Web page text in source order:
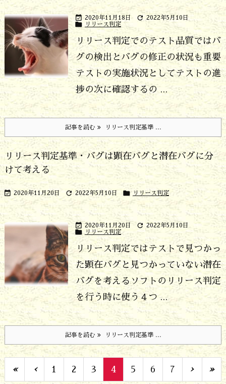
 2020年11月18日  2022年5月10日
 リリース判定
リリース判定でのテスト品質ではバ
グの検出とバグの修正の状況も重要
テストの実施状況としてテストの進
捗の次に確認するの ...
記事を読む リリース判定基準 ...
リリース判定基準・バグは顕在バグと潜在バグに分
けて考える
 2020年11月20日  2022年5月10日  リリース判定
 2020年11月20日  2022年5月10日
 リリース判定
リリース判定ではテストで見つかっ
た顕在バグと見つかっていない潜在
バグを考えるソフトのリリース判定
を行う時に使う４つ ...
記事を読む リリース判定基準 ...
« ‹ 1 2 3 4 5 6 7 › »